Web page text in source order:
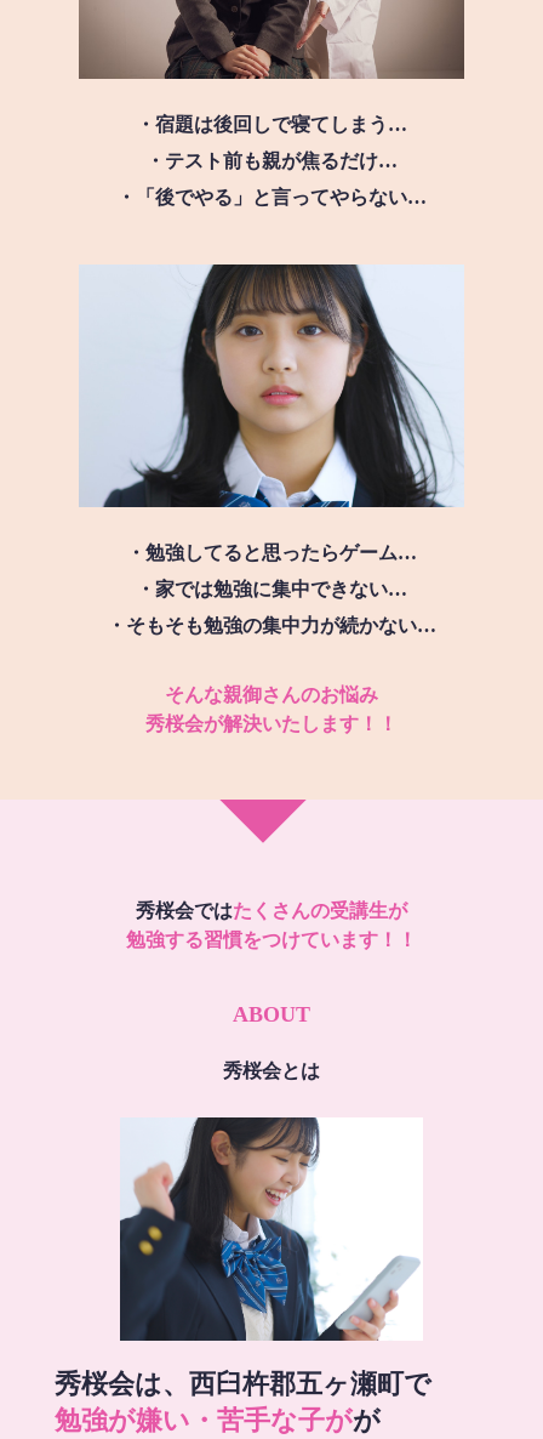
・宿題は後回しで寝てしまう…
・テスト前も親が焦るだけ…
・「後でやる」と言ってやらない…
・勉強してると思ったらゲーム…
・家では勉強に集中できない…
・そもそも勉強の集中力が続かない…
そんな親御さんのお悩み
秀桜会が解決いたします！！
秀桜会ではたくさんの受講生が
勉強する習慣をつけています！！
ABOUT
秀桜会とは
秀桜会は、西臼杵郡五ヶ瀬町で
勉強が嫌い・苦手な子がが